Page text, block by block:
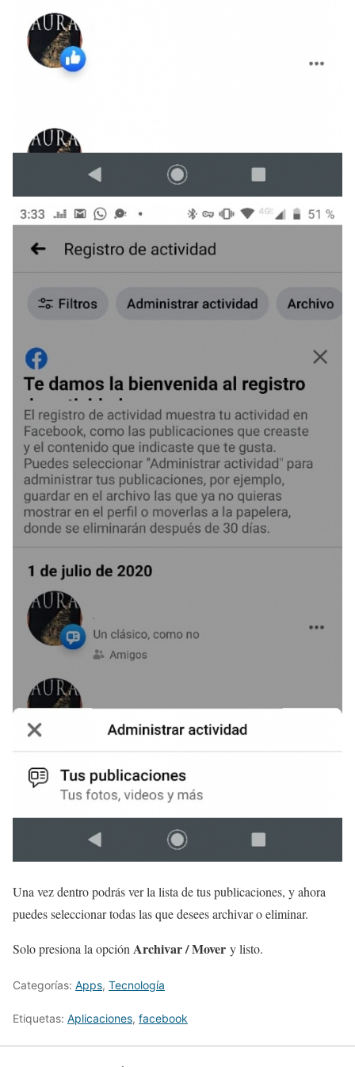
Una vez dentro podrás ver la lista de tus publicaciones, y ahora
puedes seleccionar todas las que desees archivar o eliminar.
Solo presiona la opciónArchivar / Mover y listo.
Categorías: Apps, Tecnología
Etiquetas: Aplicaciones, facebook